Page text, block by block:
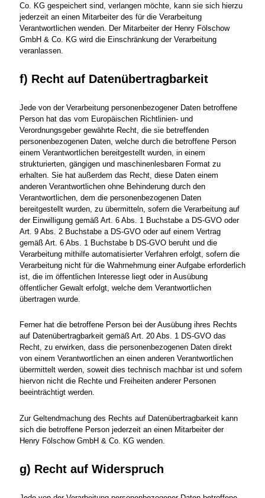
Co. KG gespeichert sind, verlangen möchte, kann sie sich hierzu
jederzeit an einen Mitarbeiter des für die Verarbeitung
Verantwortlichen wenden. Der Mitarbeiter der Henry Fölschow
GmbH & Co. KG wird die Einschränkung der Verarbeitung
veranlassen.
f) Recht auf Datenübertragbarkeit
Jede von der Verarbeitung personenbezogener Daten betroffene
Person hat das vom Europäischen Richtlinien- und
Verordnungsgeber gewährte Recht, die sie betreffenden
personenbezogenen Daten, welche durch die betroffene Person
einem Verantwortlichen bereitgestellt wurden, in einem
strukturierten, gängigen und maschinenlesbaren Format zu
erhalten. Sie hat außerdem das Recht, diese Daten einem
anderen Verantwortlichen ohne Behinderung durch den
Verantwortlichen, dem die personenbezogenen Daten
bereitgestellt wurden, zu übermitteln, sofern die Verarbeitung auf
der Einwilligung gemäß Art. 6 Abs. 1 Buchstabe a DS-GVO oder
Art. 9 Abs. 2 Buchstabe a DS-GVO oder auf einem Vertrag
gemäß Art. 6 Abs. 1 Buchstabe b DS-GVO beruht und die
Verarbeitung mithilfe automatisierter Verfahren erfolgt, sofern die
Verarbeitung nicht für die Wahrnehmung einer Aufgabe erforderlich
ist, die im öffentlichen Interesse liegt oder in Ausübung
öffentlicher Gewalt erfolgt, welche dem Verantwortlichen
übertragen wurde.
Ferner hat die betroffene Person bei der Ausübung ihres Rechts
auf Datenübertragbarkeit gemäß Art. 20 Abs. 1 DS-GVO das
Recht, zu erwirken, dass die personenbezogenen Daten direkt
von einem Verantwortlichen an einen anderen Verantwortlichen
übermittelt werden, soweit dies technisch machbar ist und sofern
hiervon nicht die Rechte und Freiheiten anderer Personen
beeinträchtigt werden.
Zur Geltendmachung des Rechts auf Datenübertragbarkeit kann
sich die betroffene Person jederzeit an einen Mitarbeiter der
Henry Fölschow GmbH & Co. KG wenden.
g) Recht auf Widerspruch